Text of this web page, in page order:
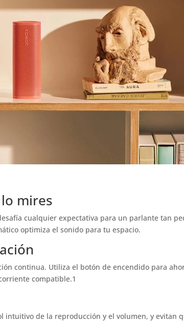
mires
cualquier expectativa para un parlante tan
optimiza el sonido para tu espacio.
continua. Utiliza el botón de encendido para
compatible.1
intuitivo de la reproducción y el volumen, y evitan